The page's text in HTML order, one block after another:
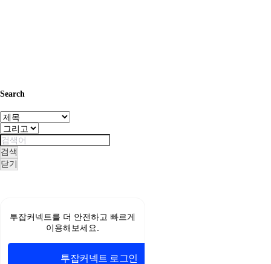
Search
검색
닫기
스
투잡커넥트를 더 안전하고 빠르게
이용해보세요.
투잡커넥트 로그인